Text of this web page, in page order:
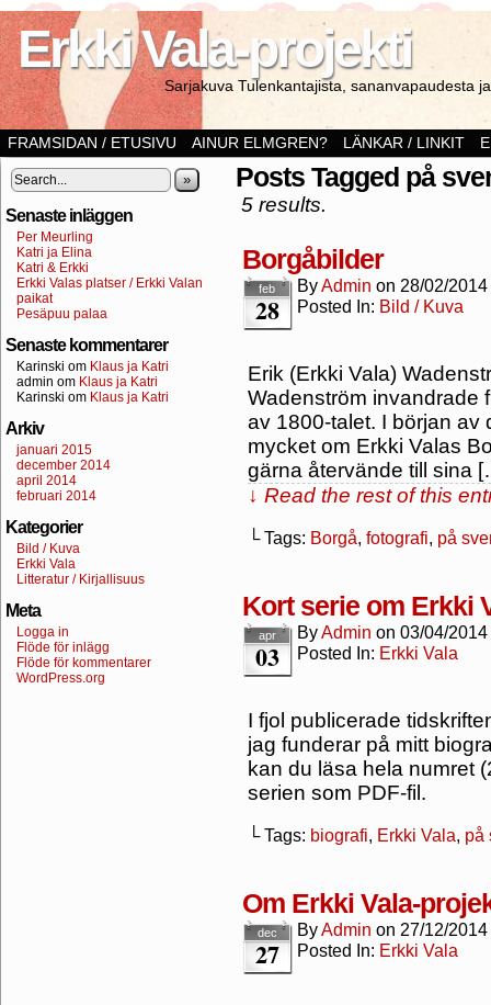
Erkki Vala-projekti
Sarjakuva Tulenkantajista, sananvapaudesta
FRAMSIDAN / ETUSIVU AINUR ELMGREN? LÄNKAR / LINKIT
»
Senaste inläggen
Per Meurling
Katri ja Elina
Katri & Erkki
Erkki Valas platser / Erkki Valan
paikat
Pesäpuu palaa
Senaste kommentarer
Karinski om Klaus ja Katri
admin om Klaus ja Katri
Karinski om Klaus ja Katri
Arkiv
januari 2015
december 2014
april 2014
februari 2014
Kategorier
Bild / Kuva
Erkki Vala
Litteratur / Kirjallisuus
Meta
Logga in
Flöde för inlägg
Flöde för kommentarer
WordPress.org
Posts Tagged på
5 results.
Borgåbilder
feb
28
ByAdmin on 28/02/2014
Posted In: Bild / Kuva
Erik (Erkki Vala)
Wadenström invandrade
av 1800-talet. I början av
mycket om Erkki Valas
gärna återvände till sina
↓ Read the rest of this
└ Tags: Borgå, fotografi, på
Kort serie om Erkki
apr
03
ByAdmin on 03/04/2014
Posted In: Erkki Vala
I fjol publicerade
jag funderar på mitt
kan du läsa hela numret
serien som PDF-fil.
└ Tags: biografi, Erkki Vala, på
Om Erkki Vala-
dec
27
ByAdmin on 27/12/2014
Posted In: Erkki Vala